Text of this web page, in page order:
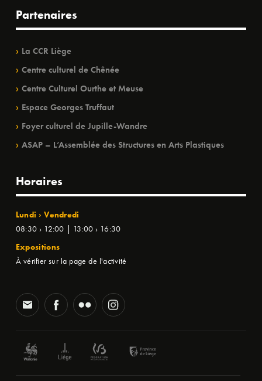
Partenaires
La CCR Liège
Centre culturel de Chênée
Centre Culturel Ourthe et Meuse
Espace Georges Truffaut
Foyer culturel de Jupille-Wandre
ASAP – L’Assemblée des Structures en Arts Plastiques
Horaires
Lundi › Vendredi
08:30 › 12:00 | 13:00 › 16:30
Expositions
À vérifier sur la page de l'activité